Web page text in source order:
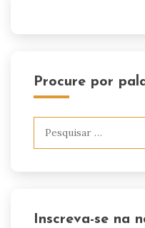
Procure por
Inscreva-se na